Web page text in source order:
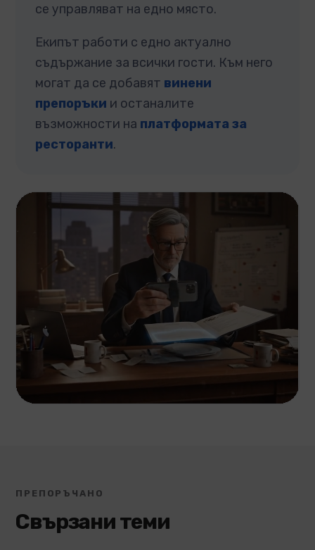
се управляват на едно място.
Екипът работи с едно актуално
съдържание за всички гости. Към него
могат да се добавят винени
препоръки и останалите
възможности на платформата за
ресторанти.
ПРЕПОРЪЧАНО
Свързани теми